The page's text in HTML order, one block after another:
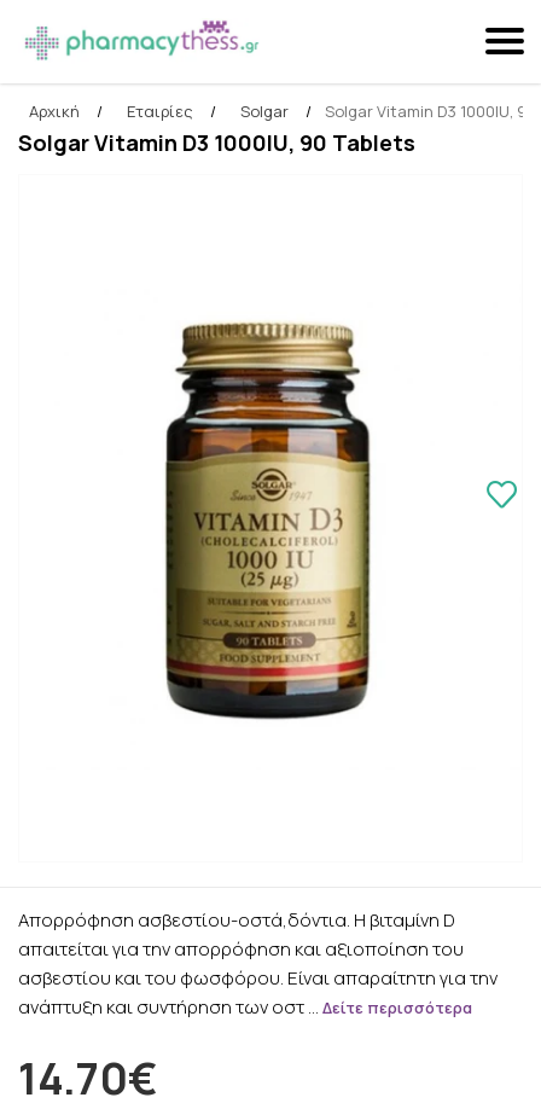
Αναζήτηση
Αρχική / Εταιρίες / Solgar / Solgar Vitamin D3 1000IU,
Solgar Vitamin D3 1000IU, 90 Tablets
Απορρόφηση ασβεστίου-οστά,δόντια. Η βιταμίνη D
απαιτείται για την απορρόφηση και αξιοποίηση του
ασβεστίου και του φωσφόρου. Είναι απαραίτητη για την
ανάπτυξη και συντήρηση των οστ … Δείτε περισσότερα
14.70€